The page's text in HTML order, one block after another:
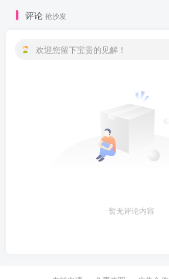
评论 抢沙发
欢迎您留下宝贵的见解！
暂无评论内容